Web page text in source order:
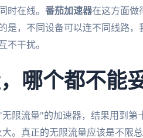
时在线。 番茄加速器在这方面做
是，不同设备可以连不同线路
不干扰。
哪个都不能
限流量"的加速器，结果用到
。真正的无限流量应该是不限